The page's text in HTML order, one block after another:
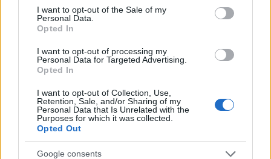
consent section.
I want to opt-out of the Sale of my
Personal Data.
Opted In
I want to opt-out of processing my
Personal Data for Targeted Advertising.
Opted In
I want to opt-out of Collection, Use,
Retention, Sale, and/or Sharing of my
Personal Data that Is Unrelated with the
Purposes for which it was collected.
Opted Out
Google consents
Puoi abbonarti asoli € 1,10 al mese
cliccando
Sei già abbonato?
Puoi effettuare l'accesso andando nella
sezioneLogindal menù del sito o
cliccandoqui